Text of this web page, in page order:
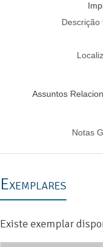
Descrição
Assuntos
Notas
Exemplares
Existe exemplar